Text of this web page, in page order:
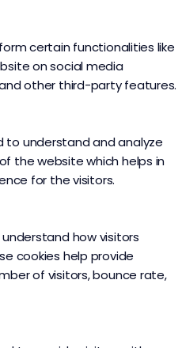
certain functionalities like
on social media
other third-party features.
to understand and analyze
the website which helps in
for the visitors.
how visitors
cookies help provide
of visitors, bounce rate,